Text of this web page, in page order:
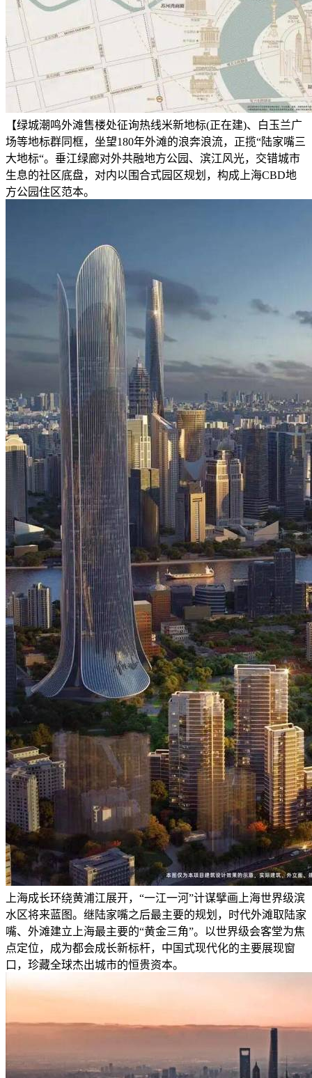
【绿城潮鸣外滩售楼处征询热线米新地标(正在建)、白玉兰广
场等地标群同框，坐望180年外滩的浪奔浪流，正揽“陆家嘴三
大地标“。垂江绿廊对外共融地方公园、滨江风光，交错城市
生息的社区底盘，对内以围合式园区规划，构成上海CBD地
方公园住区范本。
上海成长环绕黄浦江展开，“一江一河”计谋擘画上海世界级滨
水区将来蓝图。继陆家嘴之后最主要的规划，时代外滩取陆家
嘴、外滩建立上海最主要的“黄金三角”。以世界级会客堂为焦
点定位，成为都会成长新标杆，中国式现代化的主要展现窗
口，珍藏全球杰出城市的恒贵资本。